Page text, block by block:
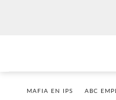
MAFIA EN IPS ABC